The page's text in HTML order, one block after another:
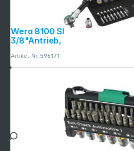
Wera 8100 SB 6 Zyklop Speed- Knarrensatz,
3/8"Antrieb, metr
Artikel-Nr.:596171